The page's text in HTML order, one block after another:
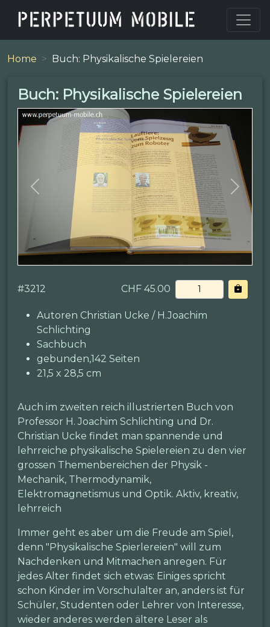
Home Buch: Physikalische Spielereien
Buch: Physikalische Spielereien
Previous Next
#3212 CHF 45.00
Autoren Christian Ucke / H.Joachim
Schlichting
Sachbuch
gebunden,142 Seiten
21,5 x 28,5 cm
Auch im zweiten reich illustrierten Buch von
Professor H. Joachim Schlichting und Dr.
Christian Ucke findet man spannende und
lehrreiche physikalische Spielereien zu den vier
grossen Themenbereichen der Physik -
Mechanik, Thermodynamik,
Elektromagnetismus und Optik. Aktiv, kreativ,
lehrreich
Immer geht es aber um die Freude am Spiel,
denn "Physikalische Spierlereien" will zum
Nachdenken und Mitmachen anregen. Für
jedes Alter findet sich etwas: Einiges spricht
schon Kinder im Vorschulalter an, anders ist für
Schüler, Studenten oder Lehrer von Interesse,
wieder anderes werden ältere Leser als